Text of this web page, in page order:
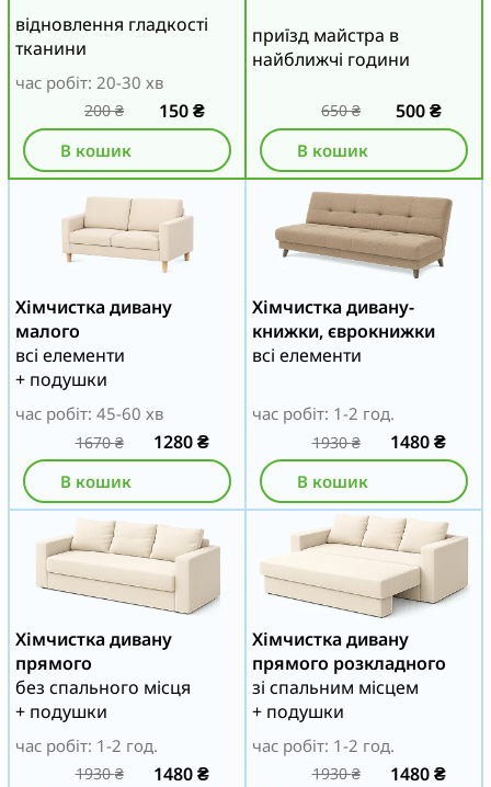
відновлення гладкості
тканини
час робіт: 20-30 хв
200₴ 150₴
В кошик
приїзд майстра в
найближчі години
650₴ 500₴
В кошик
Хімчистка дивану
малого
всі елементи
+ подушки
час робіт: 45-60 хв
1670₴ 1280₴
В кошик
Хімчистка дивану-
книжки, єврокнижки
всі елементи
час робіт: 1-2 год.
1930₴ 1480₴
В кошик
Хімчистка дивану
прямого
без спального місця
+ подушки
час робіт: 1-2 год.
1930₴ 1480₴
Хімчистка дивану
прямого розкладного
зі спальним місцем
+ подушки
час робіт: 1-2 год.
1930₴ 1480₴